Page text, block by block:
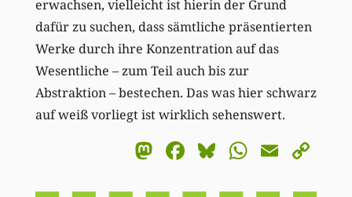
erwachsen, vielleicht ist hierin der Grund
dafür zu suchen, dass sämtliche präsentierten
Werke durch ihre Konzentration auf das
Wesentliche – zum Teil auch bis zur
Abstraktion – bestechen. Das was hier schwarz
auf weiß vorliegt ist wirklich sehenswert.
Mastodon
Facebook
BlueskyEmail